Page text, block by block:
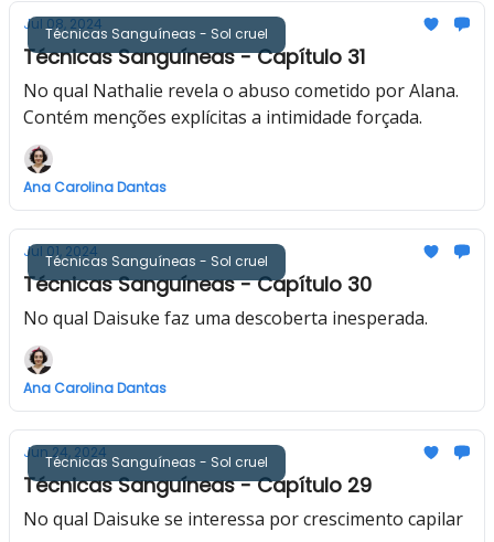
Técnicas Sanguíneas - Sol cruel
Jul 08, 2024
Técnicas Sanguíneas - Capítulo 31
No qual Nathalie revela o abuso cometido por Alana.
Contém menções explícitas a intimidade forçada.
Ana Carolina Dantas
Técnicas Sanguíneas - Sol cruel
Jul 01, 2024
Técnicas Sanguíneas - Capítulo 30
No qual Daisuke faz uma descoberta inesperada.
Ana Carolina Dantas
Técnicas Sanguíneas - Sol cruel
Jun 24, 2024
Técnicas Sanguíneas - Capítulo 29
No qual Daisuke se interessa por crescimento capilar